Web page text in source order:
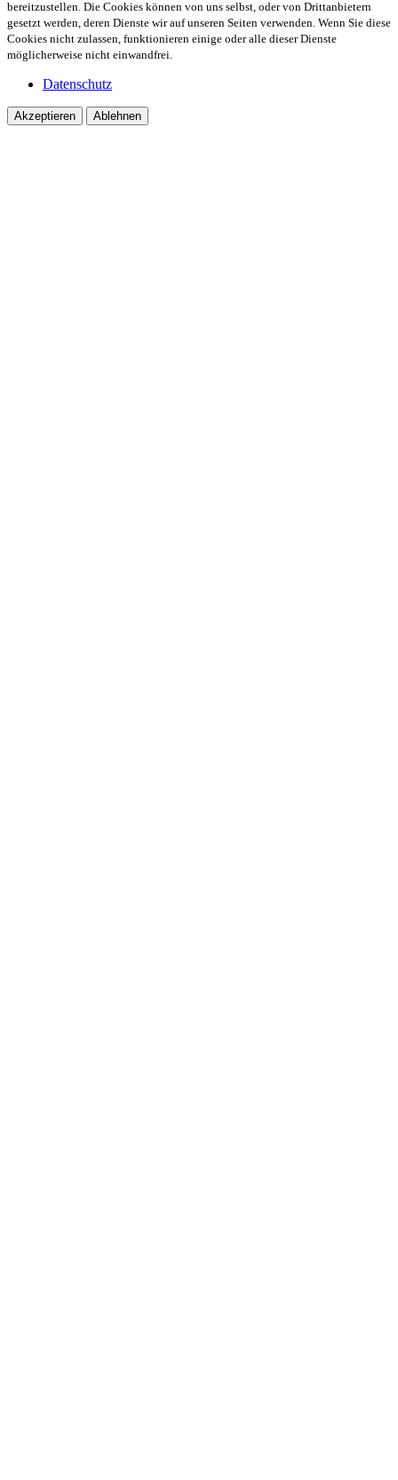
bereitzustellen. Die Cookies können von uns selbst, oder von Drittanbietern
gesetzt werden, deren Dienste wir auf unseren Seiten verwenden. Wenn Sie diese
Cookies nicht zulassen, funktionieren einige oder alle dieser Dienste
möglicherweise nicht einwandfrei.
Datenschutz
Akzeptieren Ablehnen